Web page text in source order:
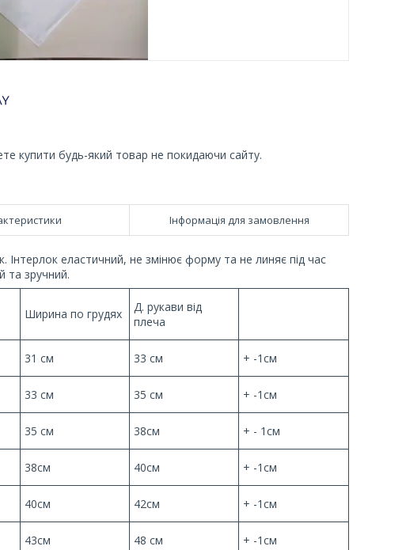
купити будь-який товар не покидаючи сайту.
Інформація для замовлення
еластичний, не змінює форму та не линяє під час
та зручний.
Ширина по грудях
Д. рукави від
плеча
31 см 33 см + -1см
33 см 35 см + -1см
35 см 38см + - 1см
38см 40см + -1см
40см 42см + -1см
43см 48 см + -1см